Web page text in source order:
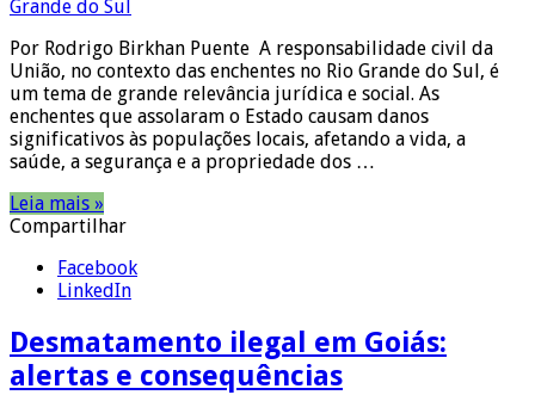
Por Rodrigo Birkhan Puente A responsabilidade civil da
União, no contexto das enchentes no Rio Grande do Sul, é
um tema de grande relevância jurídica e social. As
enchentes que assolaram o Estado causam danos
significativos às populações locais, afetando a vida, a
saúde, a segurança e a propriedade dos …
Leia mais »
Compartilhar
Facebook
LinkedIn
Desmatamento ilegal em Goiás:
alertas e consequências